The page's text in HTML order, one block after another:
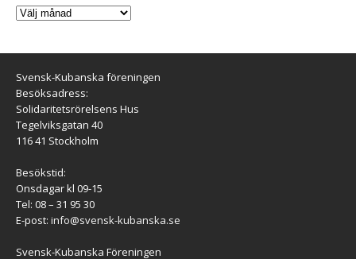
Svensk-Kubanska föreningen
Besöksadress:
Solidaritetsrörelsens Hus
Tegelviksgatan 40
116 41 Stockholm
Besökstid:
Onsdagar kl 09-15
Tel: 08 – 31 95 30
E-post: info@svensk-kubanska.se
Svensk-Kubanska Föreningen